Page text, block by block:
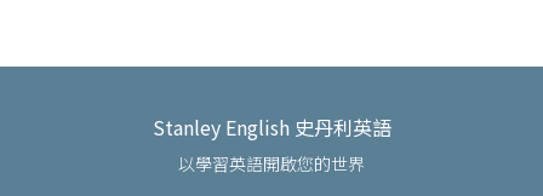
Stanley English 史丹利英語
以學習英語開啟您的世界